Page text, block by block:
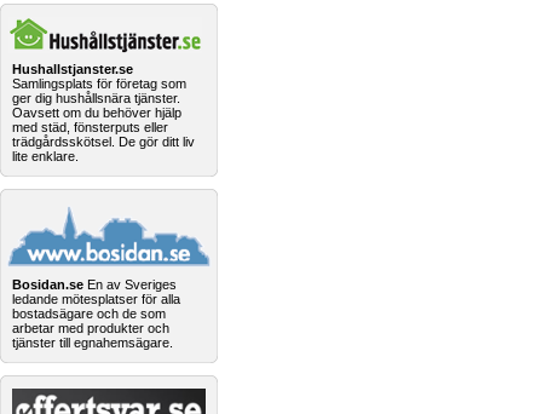
Hushallstjanster.se
Samlingsplats för företag som
ger dig hushållsnära tjänster.
Oavsett om du behöver hjälp
med städ, fönsterputs eller
trädgårdsskötsel. De gör ditt liv
lite enklare.
Bosidan.se En av Sveriges
ledande mötesplatser för alla
bostadsägare och de som
arbetar med produkter och
tjänster till egnahemsägare.